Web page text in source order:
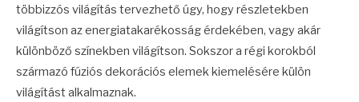
többizzós világítás tervezhető úgy, hogy részletekben
világítson az energiatakarékosság érdekében, vagy akár
különböző színekben világítson. Sokszor a régi korokból
származó fúziós dekorációs elemek kiemelésére külön
világítást alkalmaznak.